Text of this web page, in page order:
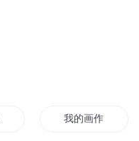
我的画作